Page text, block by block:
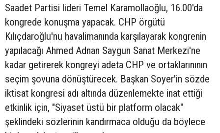
Saadet Partisi lideri Temel Karamollaoğlu, 16.00'da
kongrede konuşma yapacak. CHP örgütü
Kılıçdaroğlu'nu havalimanında karşılayarak kongrenin
yapılacağı Ahmed Adnan Saygun Sanat Merkezi'ne
kadar getirerek kongreyi adeta CHP ve ortaklarınının
seçim şovuna dönüştürecek. Başkan Soyer'in sözde
iktisat kongresi adı altında düzenlemekte inat ettiği
etkinlik için, "Siyaset üstü bir platform olacak"
şeklindeki sözlerinin kandırmaca olduğu da böylece